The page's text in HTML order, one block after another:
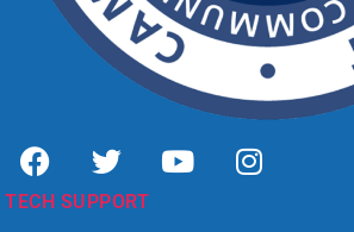
TECH SUPPORT